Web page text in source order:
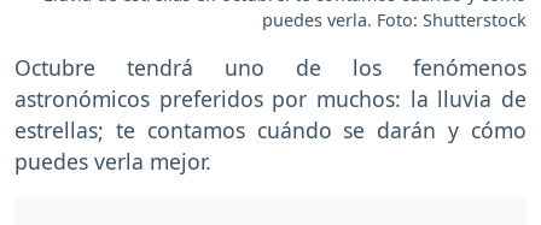
puedes verla. Foto: Shutterstock
Octubre tendrá uno de los fenómenos
astronómicos preferidos por muchos: la lluvia de
estrellas; te contamos cuándo se darán y cómo
puedes verla mejor.